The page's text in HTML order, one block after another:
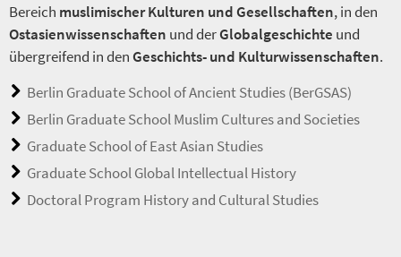
Bereich muslimischer Kulturen und Gesellschaften, in den
Ostasienwissenschaften und derGlobalgeschichte und
übergreifend in denGeschichts- und Kulturwissenschaften.
Berlin Graduate School of Ancient Studies (BerGSAS)
Berlin Graduate School Muslim Cultures and Societies
Graduate School of East Asian Studies
Graduate School Global Intellectual History
Doctoral Program History and Cultural Studies